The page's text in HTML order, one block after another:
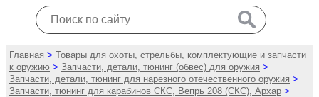
Главная > Товары для охоты, стрельбы, комплектующие и запчасти
к оружию > Запчасти, детали, тюнинг (обвес) для оружия >
Запчасти, детали, тюнинг для нарезного отечественного оружия >
Запчасти, тюнинг для карабинов СКС, Вепрь 208 (СКС), Архар >